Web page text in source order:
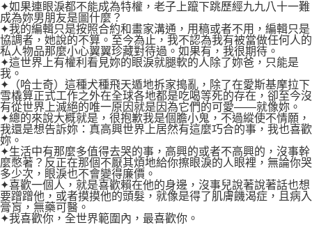
✦如果連眼淚都不能成為特權，老子上躥下跳歷經九九八十一難
成為妳男朋友是圖什麼？
✦我的編輯只是按照合約和畫家溝通，用稿或者不用，編輯只是
協調者，她說的不算。至今為止，我不認為我有被當做任何人的
私人物品那麼小心翼翼珍藏對待過。如果有，我很期待。
✦這世界上有權利看見妳的眼淚就腿軟的人除了妳爸，只能是
我。
✦（哈士奇）這種犬種飛天遁地拆家搗亂，除了在愛斯基摩拉下
雪橇算正式工作之外在全球各地都是吃喝等死的存在，卻至今沒
有從世界上滅絕的唯一原因就是因為它們的可愛——就像妳。
✦總的來說大概就是，很抱歉我是個膽小鬼，不過縱使不情願，
我還是想告訴妳：真高興世界上居然有這麼巧合的事，我也喜歡
妳。
✦生活中有那麼多值得去哭的事，高興的或者不高興的，沒事幹
麼憋著？反正在那個不厭其煩地給你擦眼淚的人眼裡，無論你哭
多少次，眼淚也不會變得廉價。
✦喜歡一個人，就是喜歡賴在他的身邊，沒事兒說著說著話也想
要蹭蹭他，或者摸摸他的頭髮，就像是得了肌膚饑渴症，且病入
膏肓，無藥可醫。
✦我喜歡你，全世界範圍內，最喜歡你。